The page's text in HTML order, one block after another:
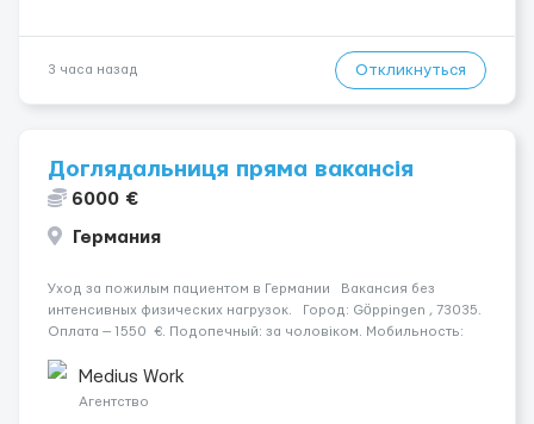
3 часа назад Откликнуться
Доглядальниця пряма вакансія
6000 €
Германия
Уход за пожилым пациентом в Германии Вакансия без
интенсивных физических нагрузок. Город: Göppingen , 73035.
Оплата — 1550 €. Подопечный: за чоловіком. Мобильность:
деменції. Ночной уход: ...
Medius Work
Агентство